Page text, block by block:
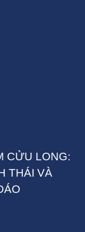
CỬU LONG:
THÁI VÀ